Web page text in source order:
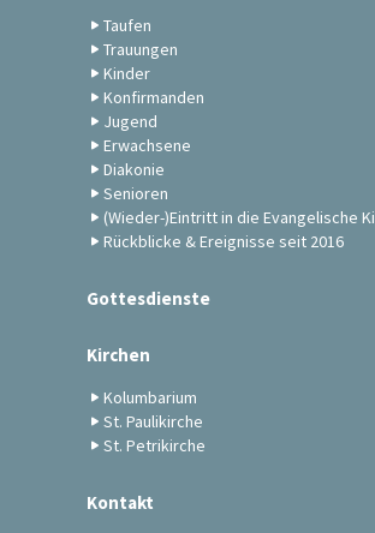
Taufen
Trauungen
Kinder
Konfirmanden
Jugend
Erwachsene
Diakonie
Senioren
(Wieder-)Eintritt in die Evangelische
Rückblicke & Ereignisse seit 2016
Gottesdienste
Kirchen
Kolumbarium
St. Paulikirche
St. Petrikirche
Kontakt